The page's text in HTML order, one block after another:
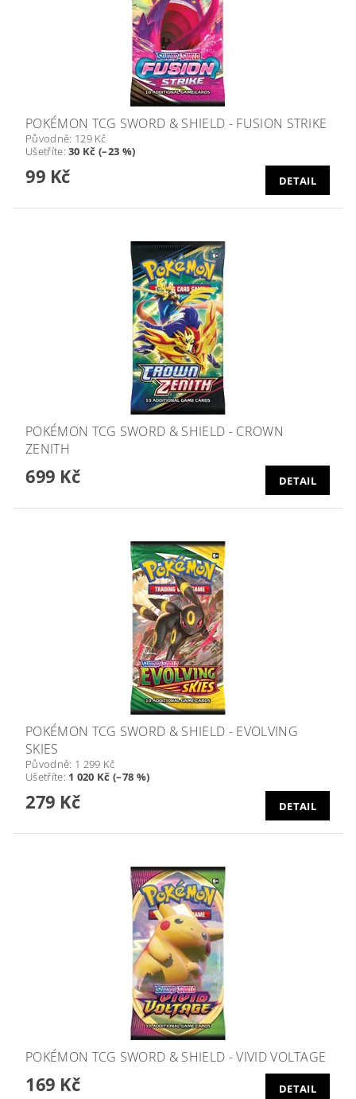
POKÉMON TCG SWORD & SHIELD - FUSION STRIKE
Původně: 129 Kč
Ušetříte:30 Kč (–23 %)
99 Kč DETAIL
POKÉMON TCG SWORD & SHIELD - CROWN
ZENITH
699 Kč DETAIL
POKÉMON TCG SWORD & SHIELD - EVOLVING
SKIES
Původně: 1 299 Kč
Ušetříte: 1 020 Kč (–78 %)
279 Kč DETAIL
POKÉMON TCG SWORD & SHIELD - VIVID VOLTAGE
169 Kč DETAIL